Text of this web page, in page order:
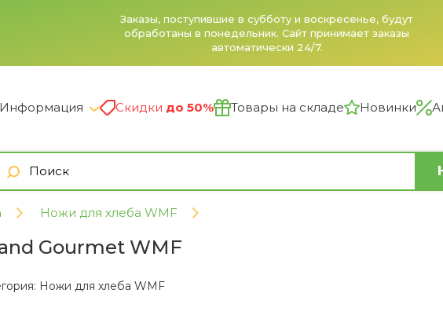
Заказы, поступившие в субботу и воскресенье, будут
обработаны в понедельник. Сайт принимает заказы
автоматически 24/7.
Информация Скидки до 50% Товары на складе Новинки
Ножи для хлеба WMF
Gourmet WMF
Ножи для хлеба WMF